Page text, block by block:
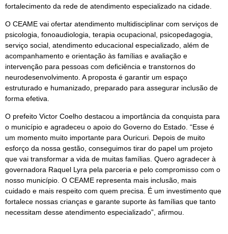
fortalecimento da rede de atendimento especializado na cidade.
O CEAME vai ofertar atendimento multidisciplinar com serviços de
psicologia, fonoaudiologia, terapia ocupacional, psicopedagogia,
serviço social, atendimento educacional especializado, além de
acompanhamento e orientação às famílias e avaliação e
intervenção para pessoas com deficiência e transtornos do
neurodesenvolvimento. A proposta é garantir um espaço
estruturado e humanizado, preparado para assegurar inclusão de
forma efetiva.
O prefeito Victor Coelho destacou a importância da conquista para
o município e agradeceu o apoio do Governo do Estado. “Esse é
um momento muito importante para Ouricuri. Depois de muito
esforço da nossa gestão, conseguimos tirar do papel um projeto
que vai transformar a vida de muitas famílias. Quero agradecer à
governadora Raquel Lyra pela parceria e pelo compromisso com o
nosso município. O CEAME representa mais inclusão, mais
cuidado e mais respeito com quem precisa. É um investimento que
fortalece nossas crianças e garante suporte às famílias que tanto
necessitam desse atendimento especializado”, afirmou.